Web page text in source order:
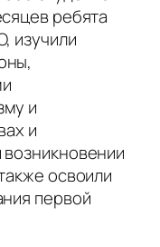
ребята
изучили
и
и
освоили
первой